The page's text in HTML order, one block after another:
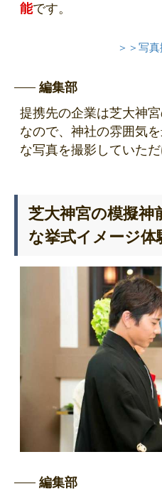
能です。
＞＞写
編集部
提携先の企業は芝大神
なので、神社の雰囲気
な写真を撮影していただ
芝大神宮の模擬神
な挙式イメージ体
編集部